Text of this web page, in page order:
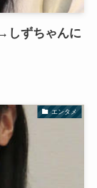
しずちゃんに
エンタメ